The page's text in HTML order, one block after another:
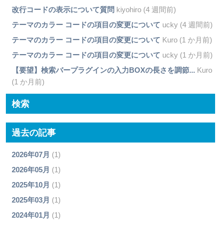
改行コードの表示について質問 kiyohiro (4 週間前)
テーマのカラー コードの項目の変更について ucky (4 週間前)
テーマのカラー コードの項目の変更について Kuro (1 か月前)
テーマのカラー コードの項目の変更について ucky (1 か月前)
【要望】検索バープラグインの入力BOXの長さを調節... Kuro
(1 か月前)
検索
過去の記事
2026年07月 (1)
2026年05月 (1)
2025年10月 (1)
2025年03月 (1)
2024年01月 (1)